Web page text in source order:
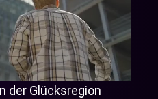
der Glücksregion